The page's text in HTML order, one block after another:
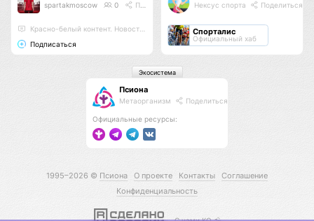
spartakmoscow 0 Поделиться
Красно-белый контент. Новости. Мысли. Расписание матчей.
Подписаться
Нексус спорта Поделиться
Спорталис
Официальный хаб
Псиона
Метаорганизм Поделиться
Официальные ресурсы:
Экосистема
1995–2026 © Псиона О проекте Контакты
Соглашение
Конфиденциальность